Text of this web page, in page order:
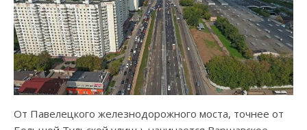
От Павелецкого железнодорожного моста, точнее от